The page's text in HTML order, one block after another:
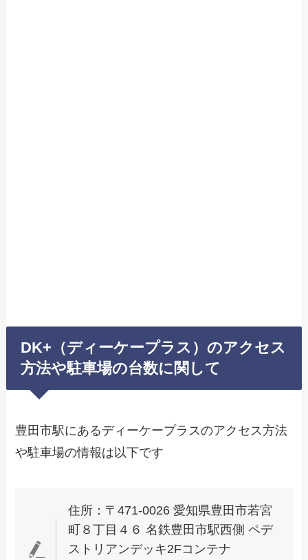
DK+（ディーケープラス）のアクセス
方法や駐車場の台数に関して
豊田市駅にあるディーケープラスのアクセス方法
や駐車場の情報は以下です
住所：〒471-0026 愛知県豊田市若宮
町８丁目４６ 名鉄豊田市駅西側 ペデ
ストリアンデッキ2Fコンテナ